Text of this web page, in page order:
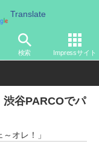
Translate
検索 Impressサイト
谷PARCOでパ
オレ！」